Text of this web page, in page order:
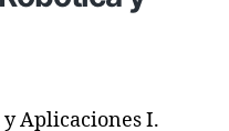
y Aplicaciones I.